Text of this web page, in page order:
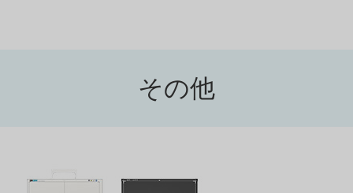
その他